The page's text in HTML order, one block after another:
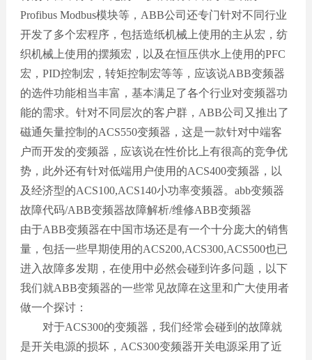
Profibus Modbus模块等，ABB公司还专门针对不同行业
开发了多个宏程序，包括造纸机械上使用的主从宏，纺
织机械上使用的摆频宏，以及在恒压供水上使用的PFC
宏，PID控制宏，转矩控制宏等等，应该说ABB变频器
的选件功能相当丰富，基本满足了各个行业对变频器功
能的需求。针对不同层次的客户群，ABB公司又推出了
磁通矢量控制的ACS550变频器，这是一款针对中端客
户而开发的变频器，应该说在性价比上有很高的竞争优
势，此外还有针对低端用户使用的ACS400变频器，以
及经济型的ACS100,ACS140小功率变频器。abb变频器
故障代码/ABB变频器故障解析/维修ABB变频器
由于ABB变频器在中国市场还是有一个十分庞大的销售
量，包括一些早期使用的ACS200,ACS300,ACS500也已
进入故障多发期，在使用中必然会碰到许多问题，以下
我们就ABB变频器的一些常见故障在这里和广大使用者
做一个探讨：
对于ACS300的变频器，我们经常会碰到的故障就
是开关电源的损坏，ACS300变频器开关电源采用了近